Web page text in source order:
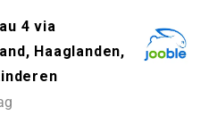
4 via
Haaglanden,